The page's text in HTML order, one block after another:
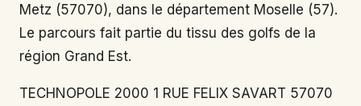
Metz (57070), dans le département Moselle (57).
Le parcours fait partie du tissu des golfs de la
région Grand Est.
TECHNOPOLE 2000 1 RUE FELIX SAVART 57070